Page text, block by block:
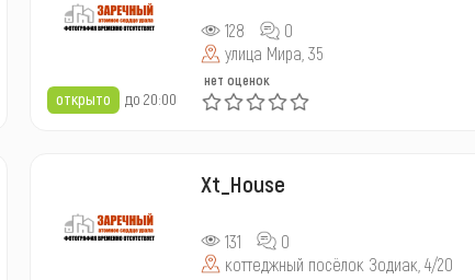
открыто до 20:00
128
0
улица Мира, 35
нет оценок
Xt_House
131
0
коттеджный посёлок Зодиак, 4/20